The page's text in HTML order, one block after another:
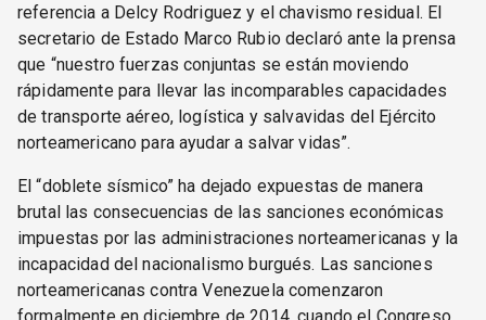
referencia a Delcy Rodriguez y el chavismo residual. El
secretario de Estado Marco Rubio declaró ante la prensa
que “nuestro fuerzas conjuntas se están moviendo
rápidamente para llevar las incomparables capacidades
de transporte aéreo, logística y salvavidas del Ejército
norteamericano para ayudar a salvar vidas”.
El “doblete sísmico” ha dejado expuestas de manera
brutal las consecuencias de las sanciones económicas
impuestas por las administraciones norteamericanas y la
incapacidad del nacionalismo burgués. Las sanciones
norteamericanas contra Venezuela comenzaron